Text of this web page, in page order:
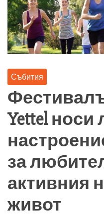
Събития
Yettel носи
за
активния
живот